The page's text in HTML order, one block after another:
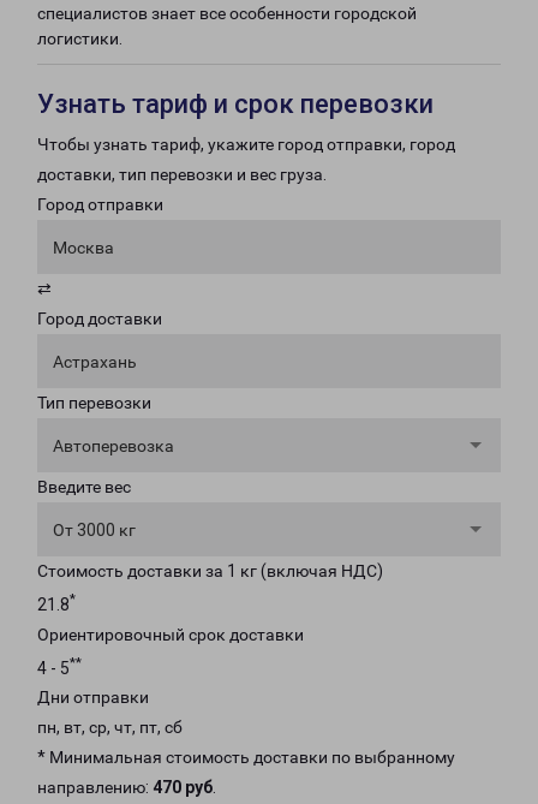
специалистов знает все особенности городской
логистики.
Узнать тариф и срок перевозки
Чтобы узнать тариф, укажите город отправки, город
доставки, тип перевозки и вес груза.
Город отправки
Москва
⇄
Город доставки
Астрахань
Тип перевозки
Автоперевозка
Введите вес
От 3000 кг
Стоимость доставки за 1 кг (включая НДС)
21.8*
Ориентировочный срок доставки
4 - 5**
Дни отправки
пн, вт, ср, чт, пт, сб
* Минимальная стоимость доставки по выбранному
направлению: 470 руб.